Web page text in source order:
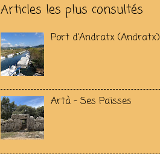
Articles les plus consultés
Port d'Andratx (Andratx)
Artà - Ses Païsses